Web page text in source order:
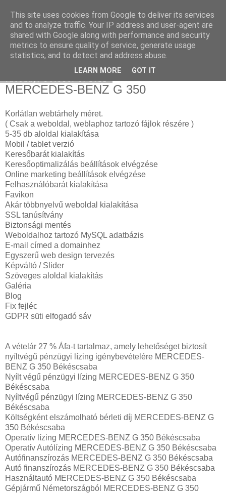
Instagram marketing
MERCEDES-BENZ G 350
Korlátlan webtárhely méret.
( Csak a weboldal, weblaphoz tartozó fájlok részére )
5-35 db aloldal kialakítása
Mobil / tablet verzió
Keresőbarát kialakítás
Keresőoptimalizálás beállítások elvégzése
Online marketing beállítások elvégzése
Felhasználóbarát kialakítása
Favikon
Akár többnyelvű weboldal kialakítása
SSL tanúsítvány
Biztonsági mentés
Weboldalhoz tartozó MySQL adatbázis
E-mail címed a domainhez
Egyszerű web design tervezés
Képváltó / Slider
Szöveges aloldal kialakítás
Galéria
Blog
Fix fejléc
GDPR süti elfogadó sáv
A vételár 27 % Áfa-t tartalmaz, amely lehetőséget biztosít
nyíltvégű pénzügyi lízing igénybevételére MERCEDES-
BENZ G 350 Békéscsaba
Nyílt végű pénzügyi lízing MERCEDES-BENZ G 350
Békéscsaba
Nyíltvégű pénzügyi lízing MERCEDES-BENZ G 350
Békéscsaba
Költségként elszámolható bérleti díj MERCEDES-BENZ G
350 Békéscsaba
Operatív lízing MERCEDES-BENZ G 350 Békéscsaba
Operatív Autólízing MERCEDES-BENZ G 350 Békéscsaba
Autófinanszírozás MERCEDES-BENZ G 350 Békéscsaba
Autó finanszírozás MERCEDES-BENZ G 350 Békéscsaba
Használtautó MERCEDES-BENZ G 350 Békéscsaba
Gépjármű Németországból MERCEDES-BENZ G 350
This site uses cookies from Google to deliver its services
and to analyze traffic. Your IP address and user-agent are
shared with Google along with performance and security
metrics to ensure quality of service, generate usage
statistics, and to detect and address abuse.
LEARN MORE GOT IT